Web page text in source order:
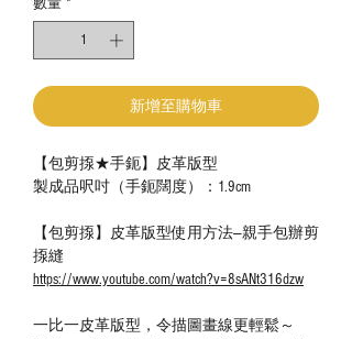
新增至購物車
【包剪揼★手鈪】皮革版型
製成品呎吋（手鈪闊度）：1.9cm
【包剪揼】皮革版型使用方法—親手包辦剪
揼縫
https://www.youtube.com/watch?v=8sANt316dzw
一比一皮革版型，令描圖畫線更輕鬆～